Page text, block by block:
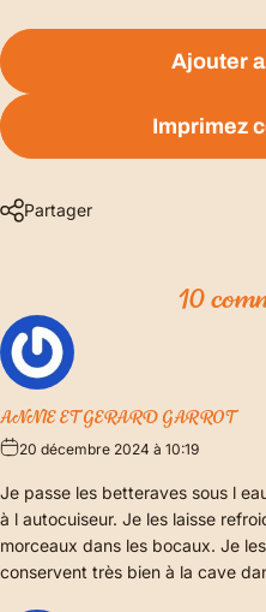
Ajouter
Imprimez
Partager
10
ANNIE ET GERARD GARROT
20 décembre 2024 à 10:19
Je passe les betteraves sous l
à l autocuiseur. Je les laisse
morceaux dans les bocaux. Je
conservent très bien à la cave